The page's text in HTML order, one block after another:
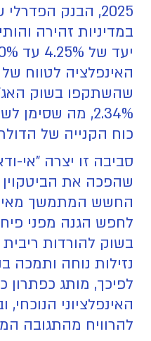
2025, הבנק
במדיניות זהירה
האינפלציה לטווח
שהשתקפו בשוק
2.34%, מה
כוח הקנייה של
סביבה זו יצרה "אי-
שהפכה את
החשש המתמשך
לחפש הגנה מפני
בשוק להורדות
נזילות נוחה ותמכה
לפיכך, מותג כפתרון
האינפלציוני
להרוויח מהתגובה